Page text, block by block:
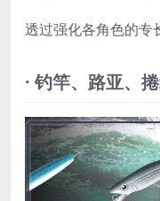
透过强化各角色的专
· 钓竿、路亚、